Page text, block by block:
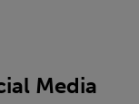
Media